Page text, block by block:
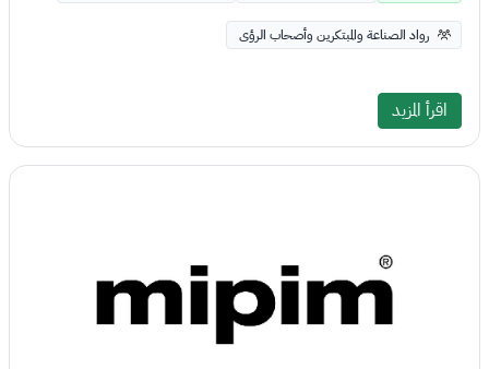
رواد الصناعة والمبتكرين وأصحاب الرؤى
اقرأ المزيد